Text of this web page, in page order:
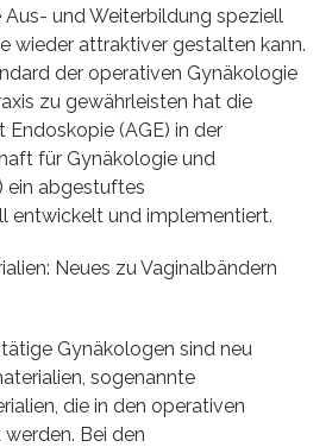
und Weiterbildung speziell
wieder attraktiver gestalten kann.
der operativen Gynäkologie
zu gewährleisten hat die
(AGE) in der
für Gynäkologie und
ein abgestuftes
entwickelt und implementiert.
Neues zu Vaginalbändern
Gynäkologen sind neu
sogenannte
die in den operativen
Bei den